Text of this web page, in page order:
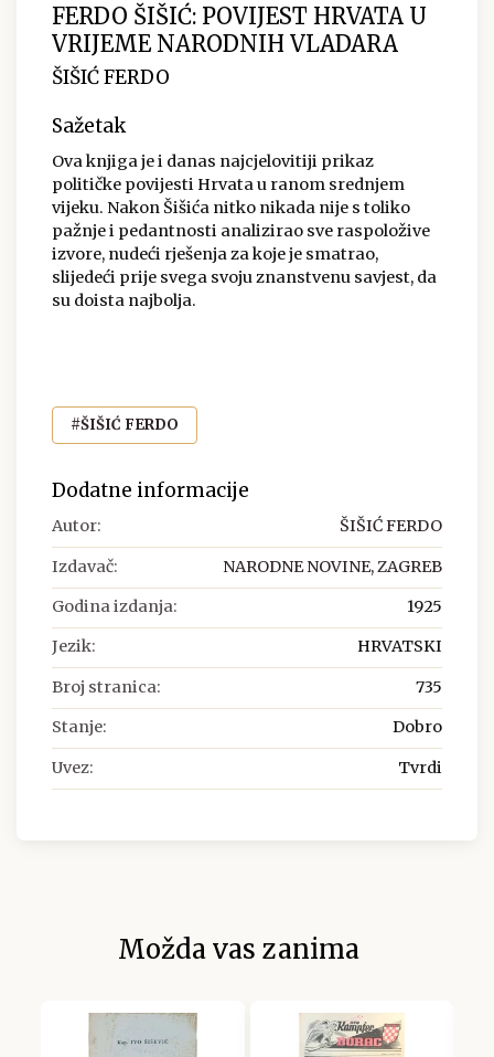
FERDO ŠIŠIĆ: POVIJEST HRVATA U
VRIJEME NARODNIH VLADARA
ŠIŠIĆ FERDO
Sažetak
Ova knjiga je i danas najcjelovitiji prikaz
političke povijesti Hrvata u ranom srednjem
vijeku. Nakon Šišića nitko nikada nije s toliko
pažnje i pedantnosti analizirao sve raspoložive
izvore, nudeći rješenja za koje je smatrao,
slijedeći prije svega svoju znanstvenu savjest, da
su doista najbolja.
#ŠIŠIĆ FERDO
Dodatne informacije
Autor: ŠIŠIĆ FERDO
Izdavač: NARODNE NOVINE, ZAGREB
Godina izdanja: 1925
Jezik: HRVATSKI
Broj stranica: 735
Stanje: Dobro
Uvez: Tvrdi
Možda vas zanima